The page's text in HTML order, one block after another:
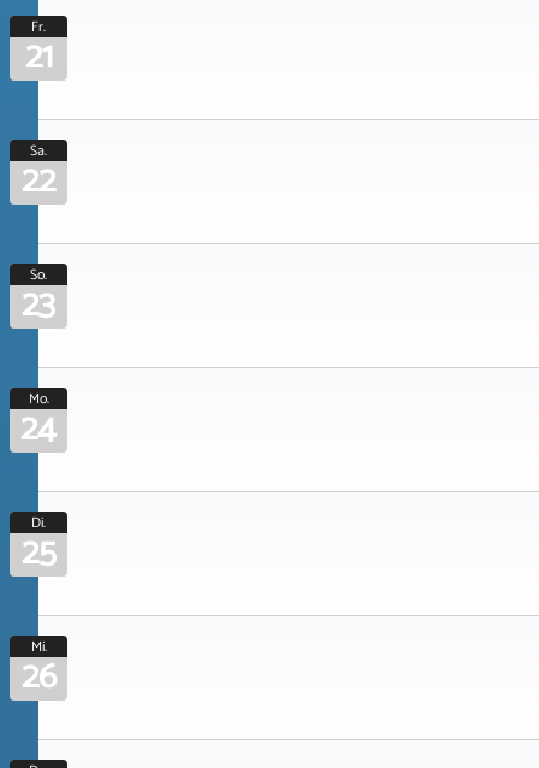
Fr.
21
Sa.
22
So.
23
Mo.
24
Di.
25
Mi.
26